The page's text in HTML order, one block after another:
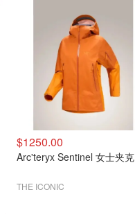
$1250.00
Arc'teryx Sentinel 女士夹克
THE ICONIC